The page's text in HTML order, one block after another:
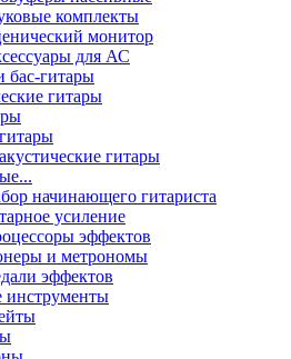
комплекты
монитор
для АС
бас-гитары
гитары
гитары
начинающего гитариста
усиление
эффектов
и метрономы
эффектов
инструменты